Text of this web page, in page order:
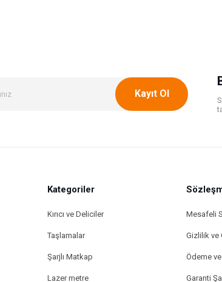
Gönder
Kayıt Ol
Kategoriler
Kırıcı ve Deliciler
Taşlamalar
Şarjlı Matkap
Lazer metre
Mesafeli
Gizlilik ve
Ödeme
Garanti